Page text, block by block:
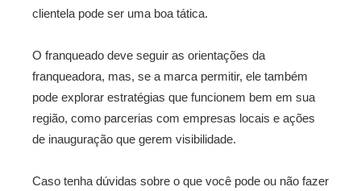
clientela pode ser uma boa tática.
O franqueado deve seguir as orientações da
franqueadora, mas, se a marca permitir, ele também
pode explorar estratégias que funcionem bem em sua
região, como parcerias com empresas locais e ações
de inauguração que gerem visibilidade.
Caso tenha dúvidas sobre o que você pode ou não fazer